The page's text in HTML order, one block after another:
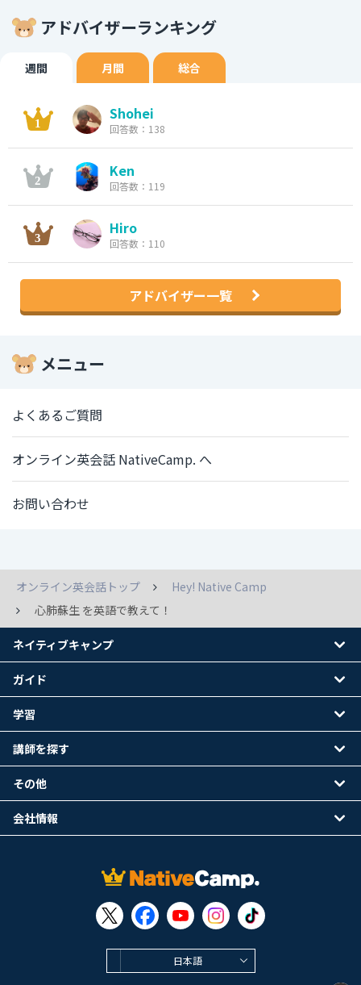
アドバイザーランキング
週間 月間 総合
Shohei
回答数：138
Ken
回答数：119
Hiro
回答数：110
アドバイザー一覧
メニュー
よくあるご質問
オンライン英会話 NativeCamp. へ
お問い合わせ
オンライン英会話トップ
Hey! Native Camp
心肺蘇生 を英語で教えて！
日本語
ネイティブキャンプ
ガイド
学習
講師を探す
その他
会社情報